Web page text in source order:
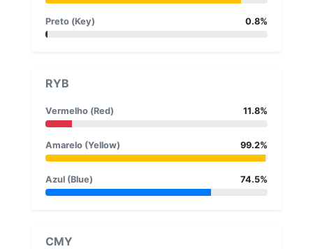
Preto (Key) 0.8%
RYB
Vermelho (Red) 11.8%
Amarelo (Yellow) 99.2%
Azul (Blue) 74.5%
CMY